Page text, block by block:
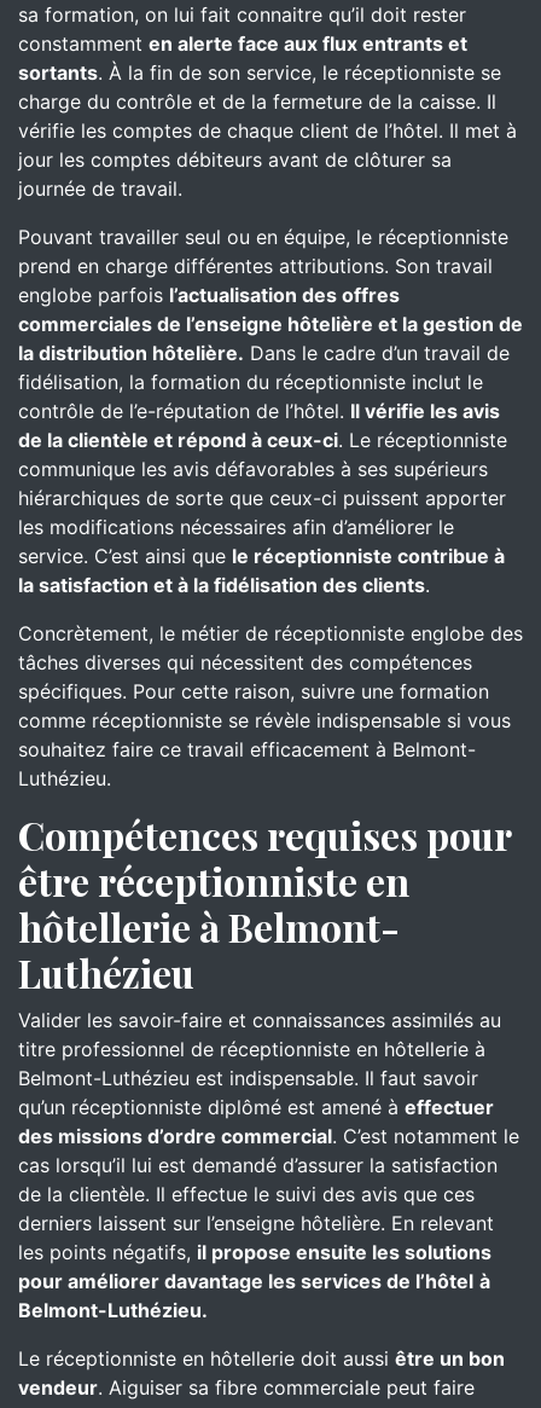
sa formation, on lui fait connaitre qu’il doit rester
constamment en alerte face aux flux entrants et
sortants. À la fin de son service, le réceptionniste se
charge du contrôle et de la fermeture de la caisse. Il
vérifie les comptes de chaque client de l’hôtel. Il met à
jour les comptes débiteurs avant de clôturer sa
journée de travail.
Pouvant travailler seul ou en équipe, le réceptionniste
prend en charge différentes attributions. Son travail
englobe parfois l’actualisation des offres
commerciales de l’enseigne hôtelière et la gestion de
la distribution hôtelière. Dans le cadre d’un travail de
fidélisation, la formation du réceptionniste inclut le
contrôle de l’e-réputation de l’hôtel. Il vérifie les avis
de la clientèle et répond à ceux-ci. Le réceptionniste
communique les avis défavorables à ses supérieurs
hiérarchiques de sorte que ceux-ci puissent apporter
les modifications nécessaires afin d’améliorer le
service. C’est ainsi que le réceptionniste contribue à
la satisfaction et à la fidélisation des clients.
Concrètement, le métier de réceptionniste englobe des
tâches diverses qui nécessitent des compétences
spécifiques. Pour cette raison, suivre une formation
comme réceptionniste se révèle indispensable si vous
souhaitez faire ce travail efficacement à Belmont-
Luthézieu.
Compétences requises pour
être réceptionniste en
hôtellerie à Belmont-
Luthézieu
Valider les savoir-faire et connaissances assimilés au
titre professionnel de réceptionniste en hôtellerie à
Belmont-Luthézieu est indispensable. Il faut savoir
qu’un réceptionniste diplômé est amené à effectuer
des missions d’ordre commercial. C’est notamment le
cas lorsqu’il lui est demandé d’assurer la satisfaction
de la clientèle. Il effectue le suivi des avis que ces
derniers laissent sur l’enseigne hôtelière. En relevant
les points négatifs, il propose ensuite les solutions
pour améliorer davantage les services de l’hôtel à
Belmont-Luthézieu.
Le réceptionniste en hôtellerie doit aussi être un bon
vendeur. Aiguiser sa fibre commerciale peut faire